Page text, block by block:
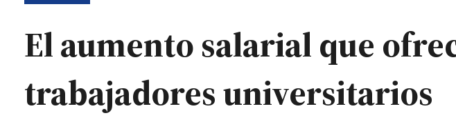
El aumento salarial que
trabajadores universitarios